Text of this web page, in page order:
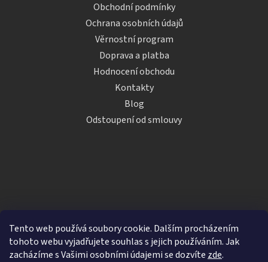
Tento web používá soubory cookie. Dalším procházením
tohoto webu vyjadřujete souhlas s jejich používáním. Jak
zacházíme s Vašimi osobními údajemi se dozvíte zde.
Obchodní podmínky
Ochrana osobních údajů
Věrnostní program
Doprava a platba
Hodnocení obchodu
Kontakty
Blog
Odstoupení od smlouvy
Vytvořil Shoptet